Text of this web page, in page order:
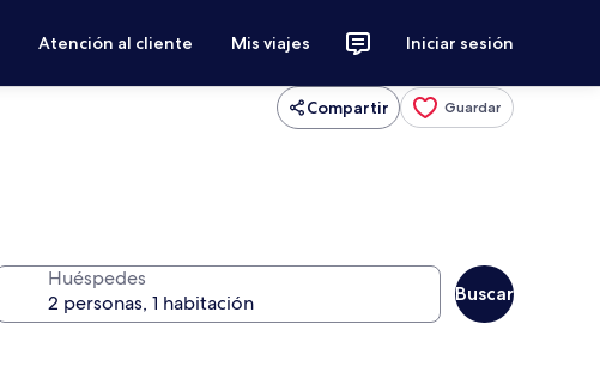
Atención al cliente Mis viajes Iniciar sesión
Compartir Guardar
Huéspedes
Buscar